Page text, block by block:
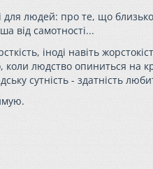
для людей: про те, що
від самотності...
іноді навіть
людство опиниться на
сутність - здатність